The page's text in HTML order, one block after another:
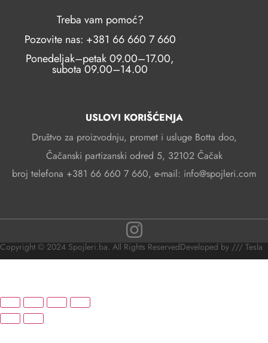
USLOVI KORIŠĆENJA
Društvo za proizvodnju, promet i usluge Botta doo,
Čačanski partizanski odred 5, 32102 Čačak
broj telefona +381 66 660 7 660, e-mail: info@spojleri.com
Treba vam pomoć?
Pozovite nas: +381 66 660 7 660
Ponedeljak–petak 09.00–17.00,
subota 09.00–14.00
Copyright © 2024 Spojleri.ba. All Rights ReservedDeveloped by /// Tesla